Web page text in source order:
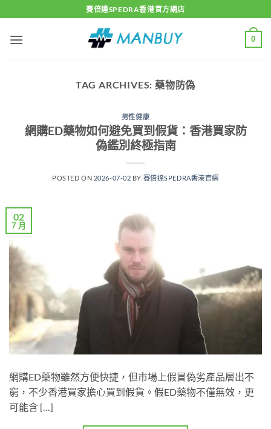
to
content
賽倍達SPEDRA香港官方網店
0
TAG ARCHIVES: 藥物防偽
男性健康
網購ED藥物如何避免買到假貨：香港買家防
偽鑑別終極指南
POSTED ON 2026-07-02 BY 賽倍達SPEDRA香港官網
02
7 月
網購ED藥物雖然方便快捷，但市場上假冒偽劣產品層出不
窮，不少香港買家擔心買到假貨。假ED藥物不僅無效，更
可能含 […]